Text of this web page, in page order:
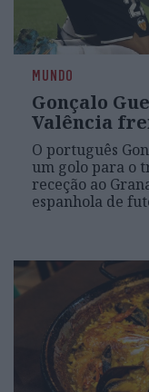
MUNDO
Gonçalo
Valência
O português
um golo para o
receção ao
espanhola de